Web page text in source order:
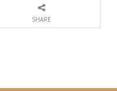
SHARE